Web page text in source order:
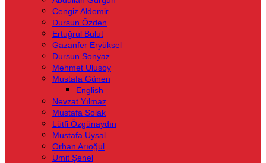
Cengiz Aldemir
Dursun Özden
Ertuğrul Bulut
Gazanfer Eryüksel
Dursun Sonyaz
Mehmet Ulusoy
Mustafa Günen
English
Nevzat Yılmaz
Mustafa Solak
Lütfi Özgünaydın
Mustafa Uysal
Orhan Arıoğul
Ümit Şenel